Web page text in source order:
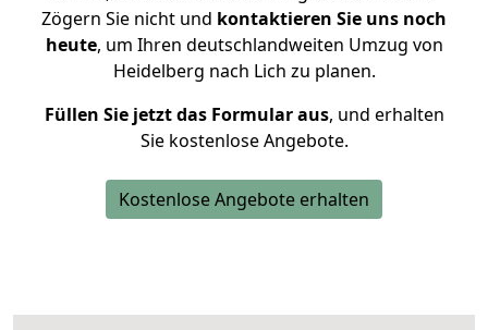
Zögern Sie nicht und kontaktieren Sie uns noch
heute, um Ihren deutschlandweiten Umzug von
Heidelberg nach Lich zu planen.
Füllen Sie jetzt das Formular aus, und erhalten
Sie kostenlose Angebote.
Kostenlose Angebote erhalten